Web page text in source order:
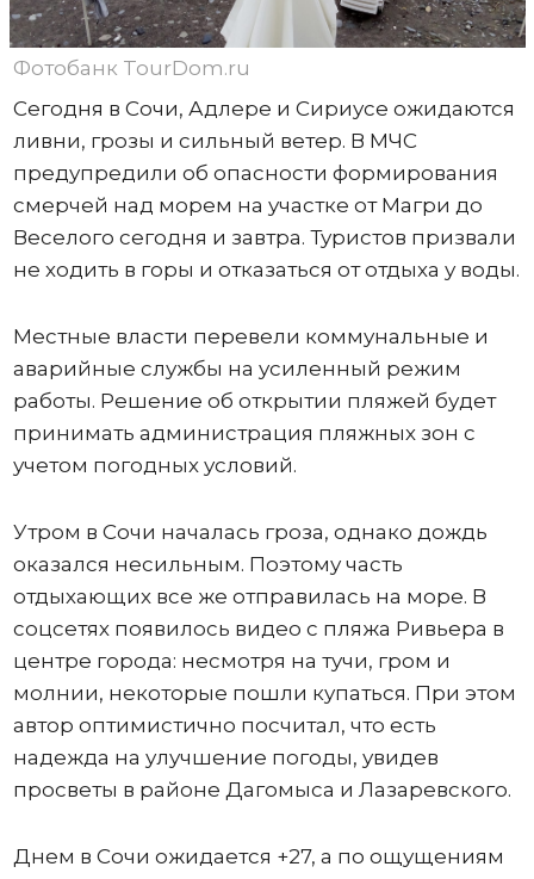
Фотобанк TourDom.ru
Сегодня в Сочи, Адлере и Сириусе ожидаются
ливни, грозы и сильный ветер. В МЧС
предупредили об опасности формирования
смерчей над морем на участке от Магри до
Веселого сегодня и завтра. Туристов призвали
не ходить в горы и отказаться от отдыха у воды.
Местные власти перевели коммунальные и
аварийные службы на усиленный режим
работы. Решение об открытии пляжей будет
принимать администрация пляжных зон с
учетом погодных условий.
Утром в Сочи началась гроза, однако дождь
оказался несильным. Поэтому часть
отдыхающих все же отправилась на море. В
соцсетях появилось видео с пляжа Ривьера в
центре города: несмотря на тучи, гром и
молнии, некоторые пошли купаться. При этом
автор оптимистично посчитал, что есть
надежда на улучшение погоды, увидев
просветы в районе Дагомыса и Лазаревского.
Днем в Сочи ожидается +27, а по ощущениям